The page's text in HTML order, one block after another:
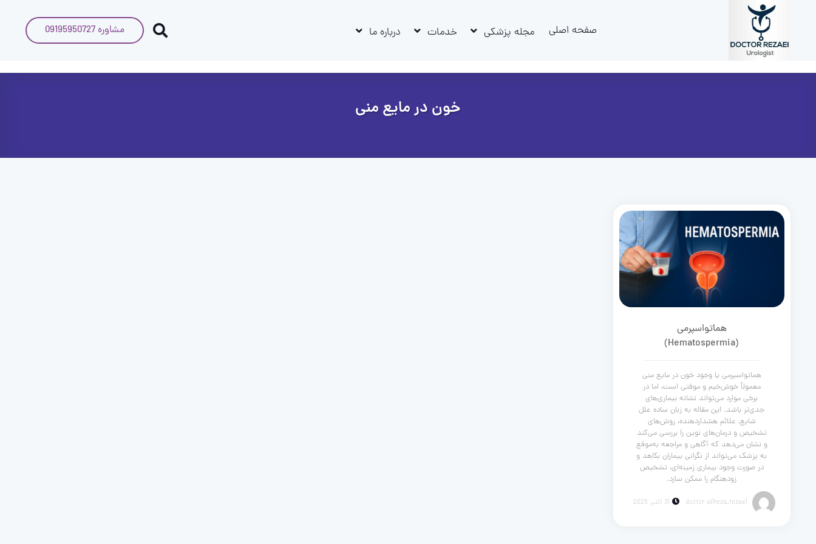
صفحه اصلی مجله پزشکی خدمات درباره ما مشاوره 09195950727
خون در مایع منی
هماتواسپرمی
(Hematospermia)
هماتواسپرمی یا وجود خون در مایع منی
معمولاً خوش‌خیم و موقتی است، اما در
برخی موارد می‌تواند نشانه بیماری‌های
جدی‌تر باشد. این مقاله به زبان ساده علل
شایع، علائم هشداردهنده، روش‌های
تشخیص و درمان‌های نوین را بررسی می‌کند
و نشان می‌دهد که آگاهی و مراجعه به‌موقع
به پزشک می‌تواند از نگرانی بیماران بکاهد و
در صورت وجود بیماری زمینه‌ای، تشخیص
زودهنگام را ممکن سازد.
doctor alireza_rezaei